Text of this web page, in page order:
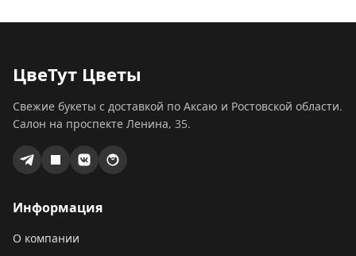
ЦвеТут Цветы
Свежие букеты с доставкой по Аксаю и Ростовской области.
Салон на проспекте Ленина, 35.
Информация
О компании